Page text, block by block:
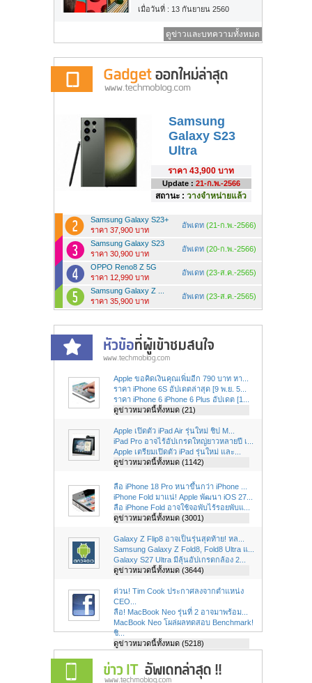
เมื่อวันที่ : 13 กันยายน 2560
ดูข่าวและบทความทั้งหมด
Samsung
Galaxy S23
Ultra
ราคา 43,900 บาท
Update : 21-ก.พ.-2566
สถานะ : วางจำหน่ายแล้ว
Samsung Galaxy S23+
ราคา 37,900 บาท
อัพเดท (21-ก.พ.-2566)
Samsung Galaxy S23
ราคา 30,900 บาท
อัพเดท (20-ก.พ.-2566)
OPPO Reno8 Z 5G
ราคา 12,990 บาท
อัพเดท (23-ส.ค.-2565)
Samsung Galaxy Z ...
ราคา 35,900 บาท
อัพเดท (23-ส.ค.-2565)
Apple ขอคิดเงินคุณเพิ่มอีก 790 บาท หา...
ราคา iPhone 6S อัปเดตล่าสุด [9 พ.ย. 5...
ราคา iPhone 6 iPhone 6 Plus อัปเดต [1...
ดูข่าวหมวดนี้ทั้งหมด (21)
Apple เปิดตัว iPad Air รุ่นใหม่ ชิป M...
iPad Pro อาจไร้อัปเกรดใหญ่ยาวหลายปี เ...
Apple เตรียมเปิดตัว iPad รุ่นใหม่ และ...
ดูข่าวหมวดนี้ทั้งหมด (1142)
ลือ iPhone 18 Pro หนาขึ้นกว่า iPhone ...
iPhone Fold มาแน่! Apple พัฒนา iOS 27...
ลือ iPhone Fold อาจใช้จอพับไร้รอยพับแ...
ดูข่าวหมวดนี้ทั้งหมด (3001)
Galaxy Z Flip8 อาจเป็นรุ่นสุดท้าย! หล...
Samsung Galaxy Z Fold8, Fold8 Ultra แ...
Galaxy S27 Ultra มีลุ้นอัปเกรดกล้อง 2...
ดูข่าวหมวดนี้ทั้งหมด (3644)
ด่วน! Tim Cook ประกาศลงจากตำแหน่ง
CEO...
ลือ! MacBook Neo รุ่นที่ 2 อาจมาพร้อม...
MacBook Neo โผล่ผลทดสอบ Benchmark!
ชิ...
ดูข่าวหมวดนี้ทั้งหมด (5218)